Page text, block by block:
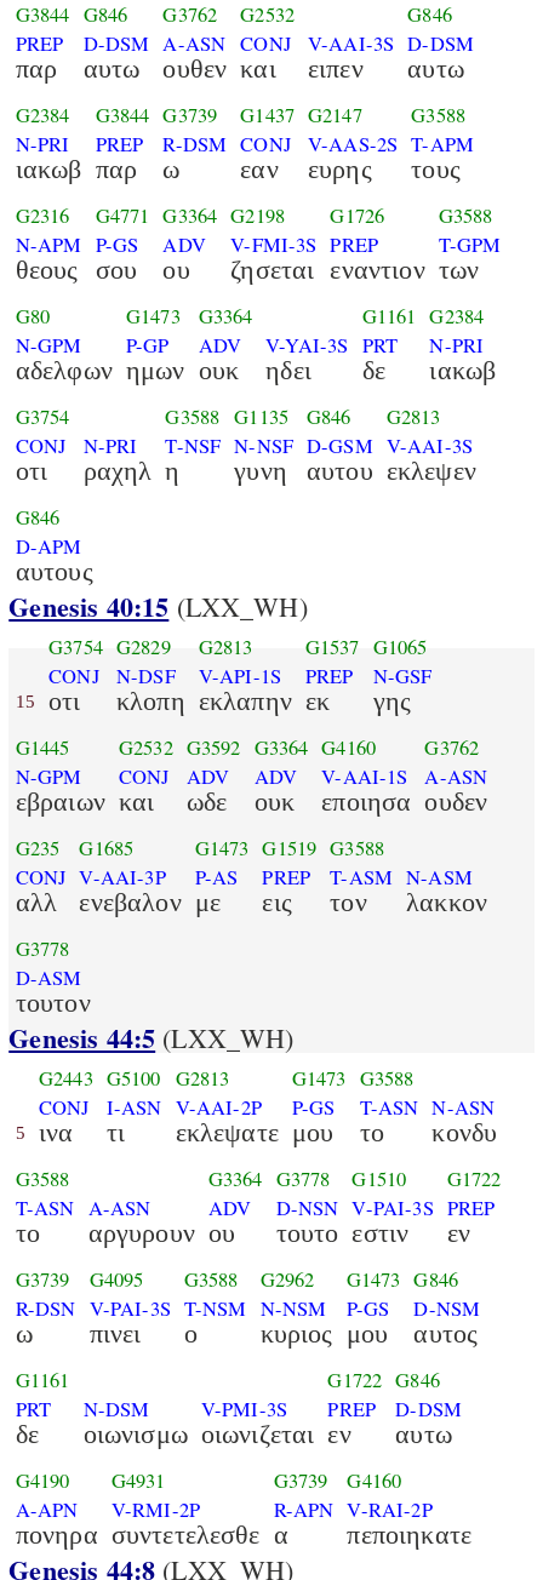
G3844
PREP
παρ
G846
D-DSM
αυτω
G3762
A-ASN
ουθεν
G2532
CONJ
και
V-AAI-3S
ειπεν
G846
D-DSM
αυτω
G2384
N-PRI
ιακωβ
G3844
PREP
παρ
G3739
R-DSM
ω
G1437
CONJ
εαν
G2147
V-AAS-2S
ευρης
G3588
T-APM
τους
G2316
N-APM
θεους
G4771
P-GS
σου
G3364
ADV
ου
G2198
V-FMI-3S
ζησεται
G1726
PREP
εναντιον
G3588
T-GPM
των
G80
N-GPM
αδελφων
G1473
P-GP
ημων
G3364
ADV
ουκ
V-YAI-3S
ηδει
G1161
PRT
δε
G2384
N-PRI
ιακωβ
G3754
CONJ
οτι
N-PRI
ραχηλ
G3588
T-NSF
η
G1135
N-NSF
γυνη
G846
D-GSM
αυτου
G2813
V-AAI-3S
εκλεψεν
G846
D-APM
αυτους
Genesis 40:15 (LXX_WH)
15
G3754
CONJ
οτι
G2829
N-DSF
κλοπη
G2813
V-API-1S
εκλαπην
G1537
PREP
εκ
G1065
N-GSF
γης
G1445
N-GPM
εβραιων
G2532
CONJ
και
G3592
ADV
ωδε
G3364
ADV
ουκ
G4160
V-AAI-1S
εποιησα
G3762
A-ASN
ουδεν
G235
CONJ
αλλ
G1685
V-AAI-3P
ενεβαλον
G1473
P-AS
με
G1519
PREP
εις
G3588
T-ASM
τον
N-ASM
λακκον
G3778
D-ASM
τουτον
Genesis 44:5 (LXX_WH)
5
G2443
CONJ
ινα
G5100
I-ASN
τι
G2813
V-AAI-2P
εκλεψατε
G1473
P-GS
μου
G3588
T-ASN
το
N-ASN
κονδυ
G3588
T-ASN
το
A-ASN
αργυρουν
G3364
ADV
ου
G3778
D-NSN
τουτο
G1510
V-PAI-3S
εστιν
G1722
PREP
εν
G3739
R-DSN
ω
G4095
V-PAI-3S
πινει
G3588
T-NSM
ο
G2962
N-NSM
κυριος
G1473
P-GS
μου
G846
D-NSM
αυτος
G1161
PRT
δε
N-DSM
οιωνισμω
V-PMI-3S
οιωνιζεται
G1722
PREP
εν
G846
D-DSM
αυτω
G4190
A-APN
πονηρα
G4931
V-RMI-2P
συντετελεσθε
G3739
R-APN
α
G4160
V-RAI-2P
πεποιηκατε
Genesis 44:8 (LXX_WH)